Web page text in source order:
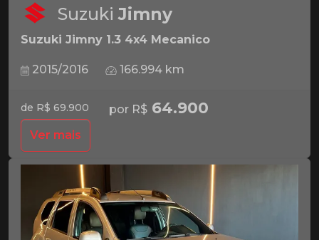
SuzukiJimny
Suzuki Jimny 1.3 4x4 Mecanico
2015/2016 166.994 km
de R$ 69.900 por R$ 64.900
Ver mais